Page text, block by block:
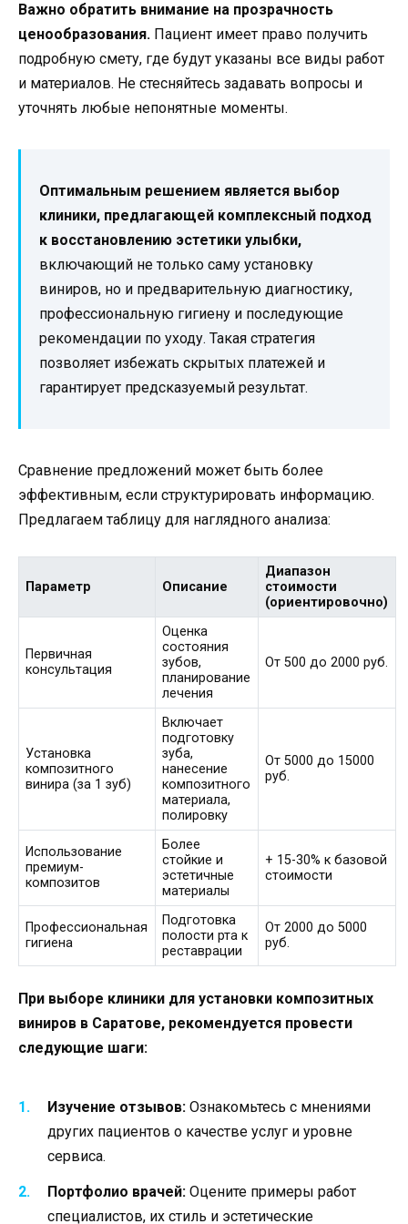
Важно обратить внимание на прозрачность
ценообразования. Пациент имеет право получить
подробную смету, где будут указаны все виды работ
и материалов. Не стесняйтесь задавать вопросы и
уточнять любые непонятные моменты.
Оптимальным решением является выбор
клиники, предлагающей комплексный подход
к восстановлению эстетики улыбки,
включающий не только саму установку
виниров, но и предварительную диагностику,
профессиональную гигиену и последующие
рекомендации по уходу. Такая стратегия
позволяет избежать скрытых платежей и
гарантирует предсказуемый результат.
Сравнение предложений может быть более
эффективным, если структурировать информацию.
Предлагаем таблицу для наглядного анализа:
Параметр Описание
Диапазон
стоимости
(ориентировочно)
Первичная
консультация
Оценка
состояния
зубов,
планирование
лечения
От 500 до 2000 руб.
Установка
композитного
винира (за 1 зуб)
Включает
подготовку
зуба,
нанесение
композитного
материала,
полировку
От 5000 до 15000
руб.
Использование
премиум-
композитов
Более
стойкие и
эстетичные
материалы
+ 15-30% к базовой
стоимости
Профессиональная
гигиена
Подготовка
полости рта к
реставрации
От 2000 до 5000
руб.
При выборе клиники для установки композитных
виниров в Саратове, рекомендуется провести
следующие шаги:
Изучение отзывов: Ознакомьтесь с мнениями
других пациентов о качестве услуг и уровне
сервиса.
Портфолио врачей: Оцените примеры работ
специалистов, их стиль и эстетические